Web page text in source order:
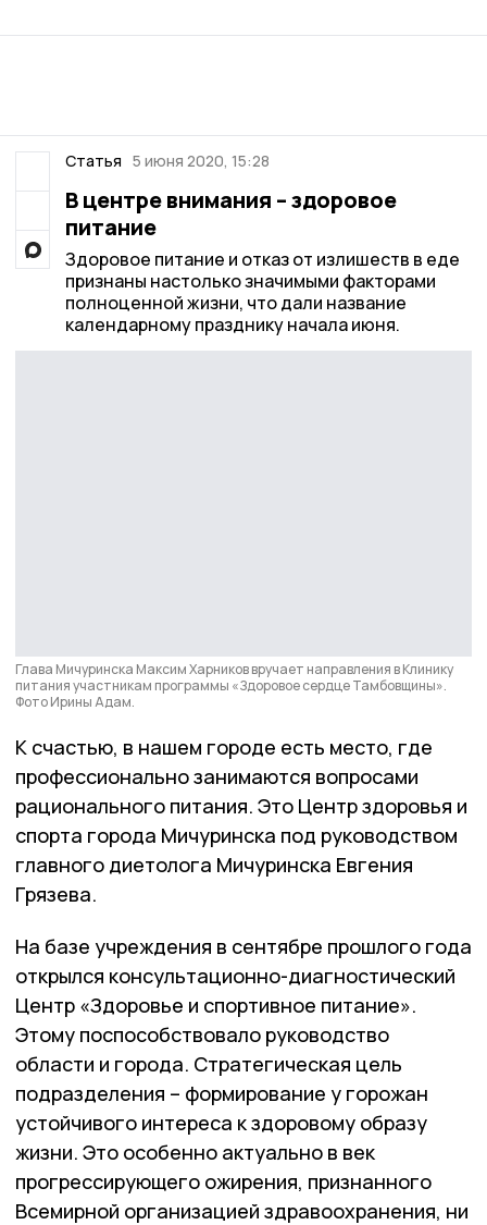
Статья 5 июня 2020, 15:28
В центре внимания – здоровое
питание
Здоровое питание и отказ от излишеств в еде
признаны настолько значимыми факторами
полноценной жизни, что дали название
календарному празднику начала июня.
Глава Мичуринска Максим Харников вручает направления в Клинику
питания участникам программы «Здоровое сердце Тамбовщины».
Фото Ирины Адам.
К счастью, в нашем городе есть место, где
профессионально занимаются вопросами
рационального питания. Это Центр здоровья и
спорта города Мичуринска под руководством
главного диетолога Мичуринска Евгения
Грязева.
На базе учреждения в сентябре прошлого года
открылся консультационно-диагностический
Центр «Здоровье и спортивное питание».
Этому поспособствовало руководство
области и города. Стратегическая цель
подразделения – формирование у горожан
устойчивого интереса к здоровому образу
жизни. Это особенно актуально в век
прогрессирующего ожирения, признанного
Всемирной организацией здравоохранения, ни